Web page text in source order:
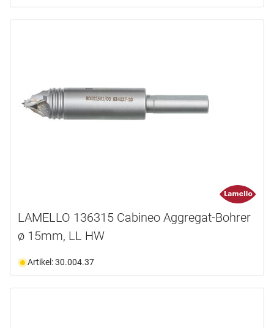
LAMELLO 136315 Cabineo Aggregat-Bohrer
ø 15mm, LL HW
Artikel: 30.004.37